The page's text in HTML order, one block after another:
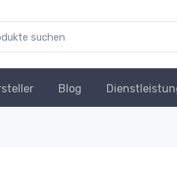
Blog